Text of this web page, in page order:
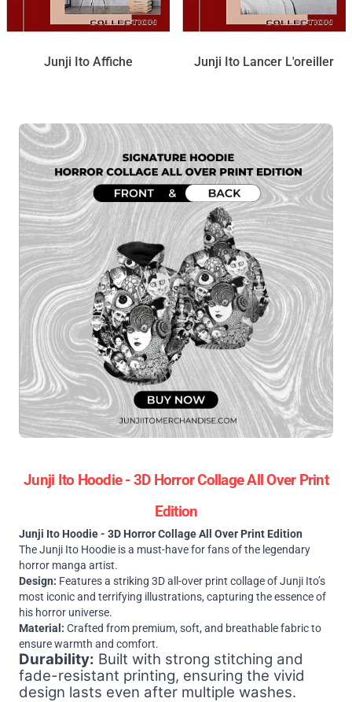
Junji Ito Affiche Junji Ito Lancer L'oreiller
Junji Ito Hoodie - 3D Horror Collage All Over Print
Edition
Junji Ito Hoodie - 3D Horror Collage All Over Print Edition
The Junji Ito Hoodie is a must-have for fans of the legendary
horror manga artist.
Design: Features a striking 3D all-over print collage of Junji Ito’s
most iconic and terrifying illustrations, capturing the essence of
his horror universe.
Material: Crafted from premium, soft, and breathable fabric to
ensure warmth and comfort.
Durability: Built with strong stitching and
fade-resistant printing, ensuring the vivid
design lasts even after multiple washes.